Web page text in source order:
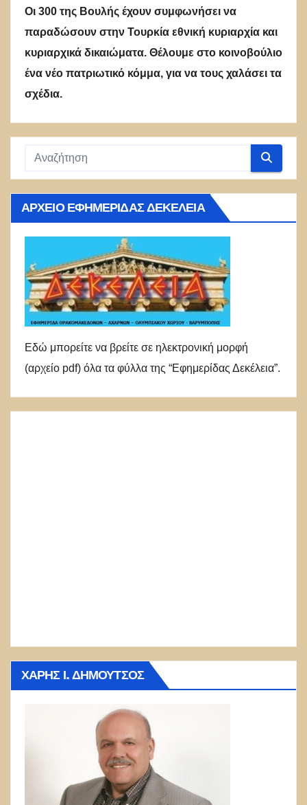
Οι 300 της Βουλής έχουν συμφωνήσει να
παραδώσουν στην Τουρκία εθνική κυριαρχία και
κυριαρχικά δικαιώματα. Θέλουμε στο κοινοβούλιο
ένα νέο πατριωτικό κόμμα, για να τους χαλάσει τα
σχέδια.
ΑΡΧΕΊΟ ΕΦΗΜΕΡΊΔΑΣ ΔΕΚΈΛΕΙΑ
Εδώ μπορείτε να βρείτε σε ηλεκτρονική μορφή
(αρχείο pdf) όλα τα φύλλα της “Εφημερίδας Δεκέλεια”.
ΧΆΡΗΣ Ι. ΔΗΜΟΎΤΣΟΣ